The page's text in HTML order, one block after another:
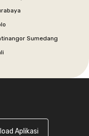
Sumedang
Aplikasi